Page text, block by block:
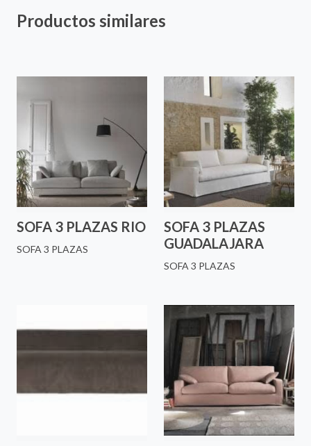
Productos similares
SOFA 3 PLAZAS RIO
SOFA 3 PLAZAS
SOFA 3 PLAZAS
GUADALAJARA
SOFA 3 PLAZAS